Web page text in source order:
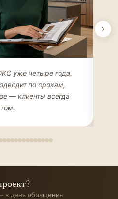
уже четыре года.
по срокам,
— клиенты всегда
в день обращения